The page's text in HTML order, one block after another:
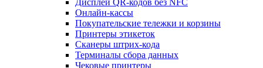
Дисплей QR-кодов без NFC
Онлайн-кассы
Покупательские тележки и корзины
Принтеры этикеток
Сканеры штрих-кода
Терминалы сбора данных
Чековые принтеры